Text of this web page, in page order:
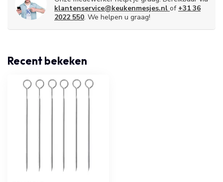
klantenservice@keukenmesjes.nl of +31 36
2022 550. We helpen u graag!
Recent bekeken